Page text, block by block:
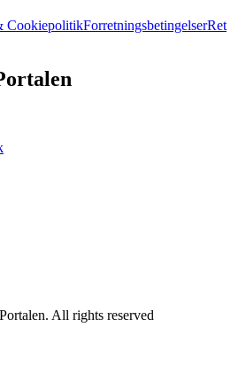
CookiepolitikForretningsbetingelserRet
All rights reserved